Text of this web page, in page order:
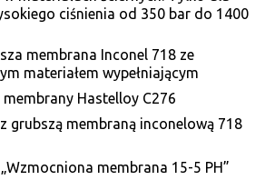
ciśnienia od 350 bar do 1400
membrana Inconel 718 ze
materiałem wypełniającym
membrany Hastelloy C276
grubszą membraną inconelową 718
membrana 15-5 PH”